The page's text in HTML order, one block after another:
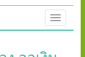
Toggle